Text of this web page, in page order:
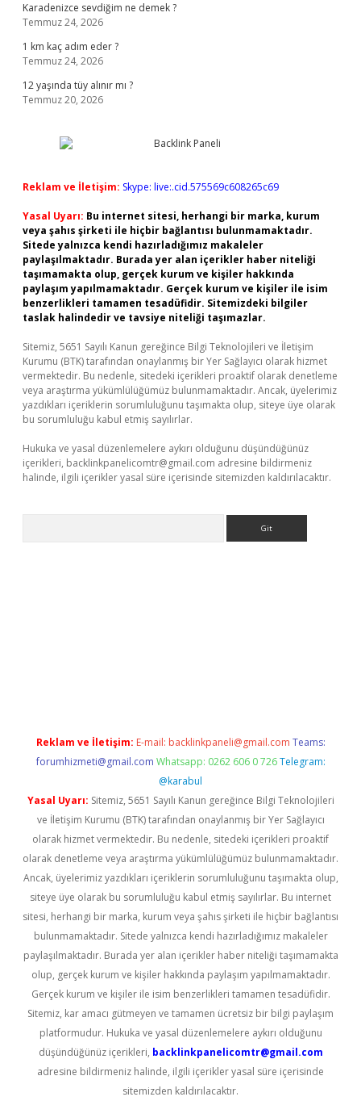
Karadenizce sevdiğim ne demek ?
Temmuz 24, 2026
1 km kaç adım eder ?
Temmuz 24, 2026
12 yaşında tüy alınır mı ?
Temmuz 20, 2026
Reklam ve İletişim: Skype: live:.cid.575569c608265c69
Yasal Uyarı: Bu internet sitesi, herhangi bir marka, kurum
veya şahıs şirketi ile hiçbir bağlantısı bulunmamaktadır.
Sitede yalnızca kendi hazırladığımız makaleler
paylaşılmaktadır. Burada yer alan içerikler haber niteliği
taşımamakta olup, gerçek kurum ve kişiler hakkında
paylaşım yapılmamaktadır. Gerçek kurum ve kişiler ile isim
benzerlikleri tamamen tesadüfidir. Sitemizdeki bilgiler
taslak halindedir ve tavsiye niteliği taşımazlar.
Sitemiz, 5651 Sayılı Kanun gereğince Bilgi Teknolojileri ve İletişim
Kurumu (BTK) tarafından onaylanmış bir Yer Sağlayıcı olarak hizmet
vermektedir. Bu nedenle, sitedeki içerikleri proaktif olarak denetleme
veya araştırma yükümlülüğümüz bulunmamaktadır. Ancak, üyelerimiz
yazdıkları içeriklerin sorumluluğunu taşımakta olup, siteye üye olarak
bu sorumluluğu kabul etmiş sayılırlar.
Hukuka ve yasal düzenlemelere aykırı olduğunu düşündüğünüz
içerikleri, backlinkpanelicomtr@gmail.com adresine bildirmeniz
halinde, ilgili içerikler yasal süre içerisinde sitemizden kaldırılacaktır.
Reklam ve İletişim: E-mail: backlinkpaneli@gmail.com Teams:
forumhizmeti@gmail.com Whatsapp: 0262 606 0 726 Telegram:
@karabul
Yasal Uyarı: Sitemiz, 5651 Sayılı Kanun gereğince Bilgi Teknolojileri
ve İletişim Kurumu (BTK) tarafından onaylanmış bir Yer Sağlayıcı
olarak hizmet vermektedir. Bu nedenle, sitedeki içerikleri proaktif
olarak denetleme veya araştırma yükümlülüğümüz bulunmamaktadır.
Ancak, üyelerimiz yazdıkları içeriklerin sorumluluğunu taşımakta olup,
siteye üye olarak bu sorumluluğu kabul etmiş sayılırlar. Bu internet
sitesi, herhangi bir marka, kurum veya şahıs şirketi ile hiçbir bağlantısı
bulunmamaktadır. Sitede yalnızca kendi hazırladığımız makaleler
paylaşılmaktadır. Burada yer alan içerikler haber niteliği taşımamakta
olup, gerçek kurum ve kişiler hakkında paylaşım yapılmamaktadır.
Gerçek kurum ve kişiler ile isim benzerlikleri tamamen tesadüfidir.
Sitemiz, kar amacı gütmeyen ve tamamen ücretsiz bir bilgi paylaşım
platformudur. Hukuka ve yasal düzenlemelere aykırı olduğunu
düşündüğünüz içerikleri, backlinkpanelicomtr@gmail.com
adresine bildirmeniz halinde, ilgili içerikler yasal süre içerisinde
sitemizden kaldırılacaktır.